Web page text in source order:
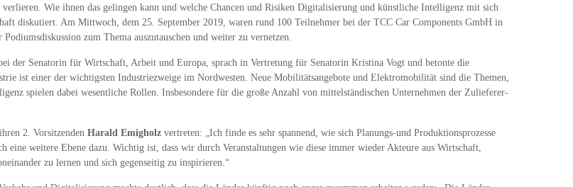
Wie ihnen das gelingen kann und welche Chancen und Risiken Digitalisierung und künstliche Intelligenz mit sich
diskutiert. Am Mittwoch, dem 25. September 2019, waren rund 100 Teilnehmer bei der TCC Car Components GmbH in
zum Thema auszutauschen und weiter zu vernetzen.
der Senatorin für Wirtschaft, Arbeit und Europa, sprach in Vertretung für Senatorin Kristina Vogt und betonte die
ist einer der wichtigsten Industriezweige im Nordwesten. Neue Mobilitätsangebote und Elektromobilität sind die Themen,
spielen dabei wesentliche Rollen. Insbesondere für die große Anzahl von mittelständischen Unternehmen der Zulieferer-
2. Vorsitzenden Harald Emigholz vertreten: „Ich finde es sehr spannend, wie sich Planungs-und Produktionsprozesse
weitere Ebene dazu. Wichtig ist, dass wir durch Veranstaltungen wie diese immer wieder Akteure aus Wirtschaft,
zu lernen und sich gegenseitig zu inspirieren.“